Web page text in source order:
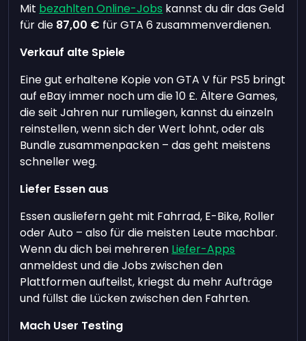
Mit bezahlten Online-Jobs kannst du dir das Geld
für die 87,00 € für GTA 6 zusammenverdienen.
Verkauf alte Spiele
Eine gut erhaltene Kopie von GTA V für PS5 bringt
auf eBay immer noch um die 10 £. Ältere Games,
die seit Jahren nur rumliegen, kannst du einzeln
reinstellen, wenn sich der Wert lohnt, oder als
Bundle zusammenpacken – das geht meistens
schneller weg.
Liefer Essen aus
Essen ausliefern geht mit Fahrrad, E-Bike, Roller
oder Auto – also für die meisten Leute machbar.
Wenn du dich bei mehreren Liefer-Apps
anmeldest und die Jobs zwischen den
Plattformen aufteilst, kriegst du mehr Aufträge
und füllst die Lücken zwischen den Fahrten.
Mach User Testing